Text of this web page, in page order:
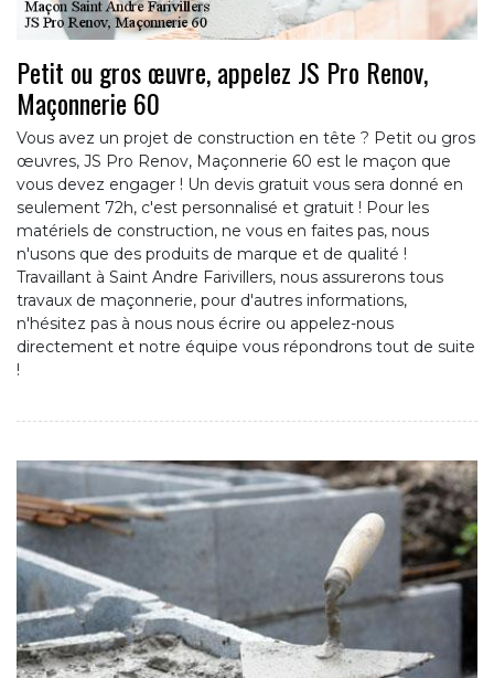
Petit ou gros œuvre, appelez JS Pro Renov,
Maçonnerie 60
Vous avez un projet de construction en tête ? Petit ou gros
œuvres, JS Pro Renov, Maçonnerie 60 est le maçon que
vous devez engager ! Un devis gratuit vous sera donné en
seulement 72h, c'est personnalisé et gratuit ! Pour les
matériels de construction, ne vous en faites pas, nous
n'usons que des produits de marque et de qualité !
Travaillant à Saint Andre Farivillers, nous assurerons tous
travaux de maçonnerie, pour d'autres informations,
n'hésitez pas à nous nous écrire ou appelez-nous
directement et notre équipe vous répondrons tout de suite
!